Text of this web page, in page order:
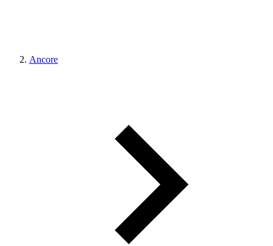
Ancore